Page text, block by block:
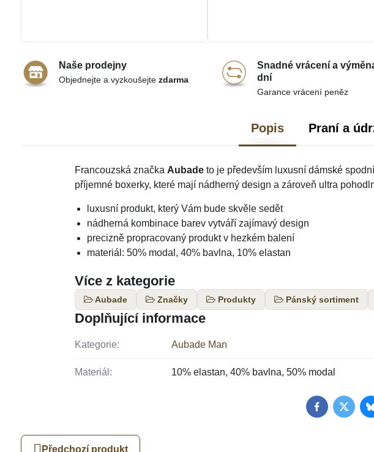
Popis Praní a
Francouzská značka Aubadeto je především luxusní dámské
příjemné boxerky, které mají nádherný design a zároveň ultra
luxusní produkt, který Vám bude skvěle sedět
nádherná kombinace barev vytváří zajímavý design
precizně propracovaný produkt v hezkém balení
materiál: 50% modal, 40% bavlna, 10% elastan
Více z kategorie
Aubade Značky Produkty Pánský sortiment
Doplňující informace
Kategorie: Aubade Man
Materiál: 10% elastan, 40% bavlna, 50% modal
FacebookTwitter
Předchozí produkt
Naše prodejny
Objednejte a vyzkoušejte zdarma
Snadné vrácení a
dní
Garance vrácení peněz